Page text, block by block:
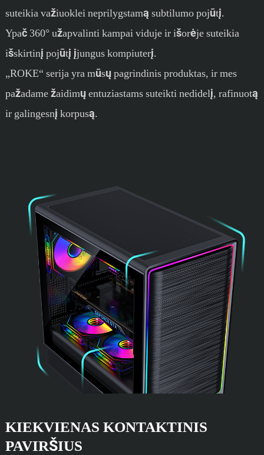
suteikia važiuoklei neprilygstamą subtilumo pojūtį.
Ypač 360° užapvalinti kampai viduje ir išorėje suteikia
išskirtinį pojūtį įjungus kompiuterį.
„ROKE“ serija yra mūsų pagrindinis produktas, ir mes
pažadame žaidimų entuziastams suteikti nedidelį, rafinuotą
ir galingesnį korpusą.
KIEKVIENAS KONTAKTINIS
PAVIRŠIUS